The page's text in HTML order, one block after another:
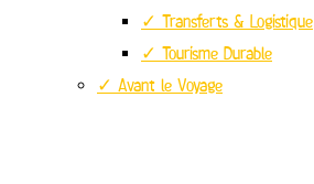
✓ Transferts & Logistique
✓ Tourisme Durable
✓ Avant le Voyage